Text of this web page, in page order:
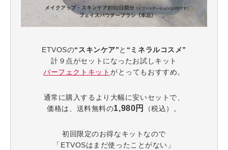
ETVOSの“スキンケア”と “ミネラルコスメ”
計９点がセットになったお試しキット
パーフェクトキット がとってもおすすめ。
通常に購入するより大幅に安いセットで、
価格は、送料無料の1,980円 （税込）。
初回限定のお得なキットなので
「ETVOSはまだ使ったことがない」